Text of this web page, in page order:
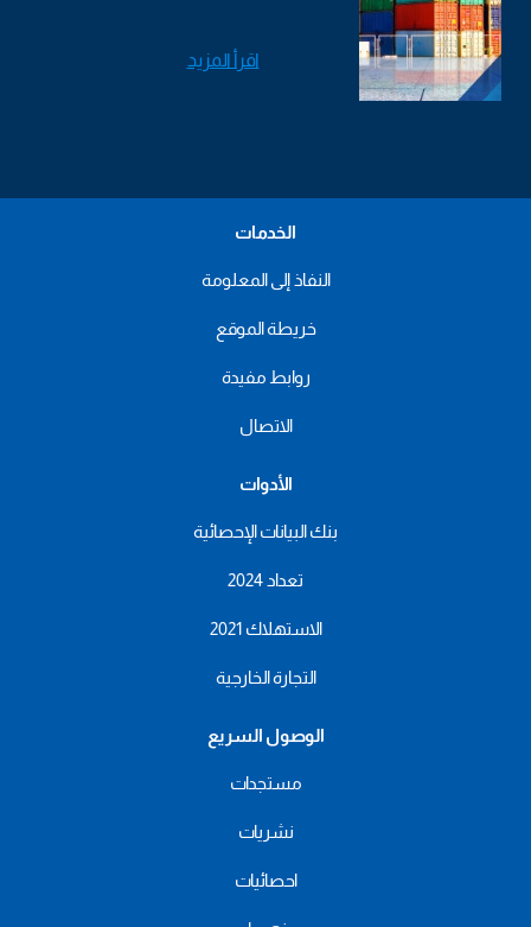
اقرأ المزيد
الخدمات
النفاذ إلى المعلومة
خريطة الموقع
روابط مفيدة
الاتصال
الأدوات
بنك البيانات الإحصائية
تعداد 2024
الاستهلاك 2021
التجارة الخارجية
الوصول السريع
مستجدات
نشريات
احصائيات